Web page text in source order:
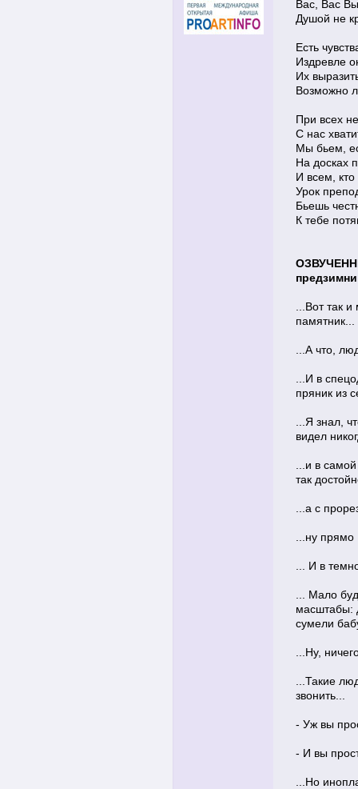
Вас, Вас
Душой не
Есть
Издревле
Их
Возможно
При всех
С нас
Мы бьем,
На досках
И всем,
Урок
Бьешь
К тебе
...Вот так
памятник...
...А что,
...И в
пряник из
...Я знал,
видел
...и в
так
...а с
...ну
... И в
... Мало
масштабы:
сумели
...Ну,
...Такие
звонить...
- Уж вы
- И вы
...Но